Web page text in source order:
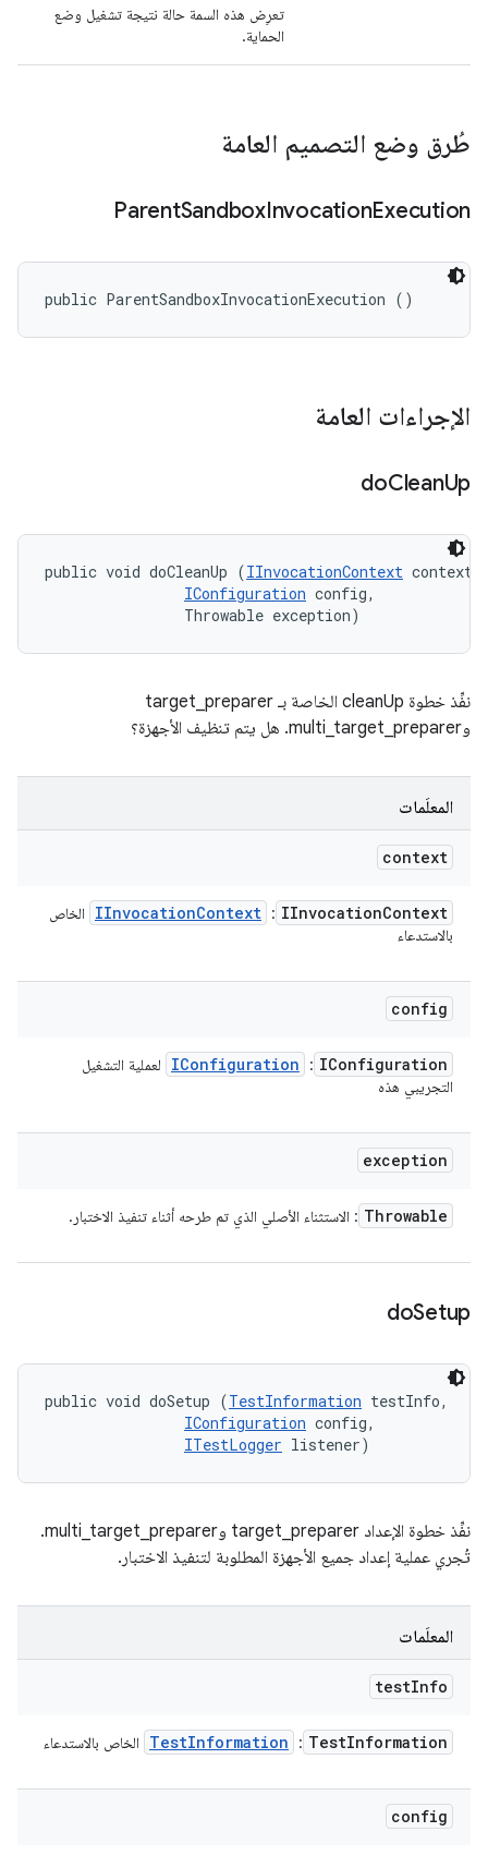
تعرِض هذه السمة حالة نتيجة تشغيل وضع
الحماية.
طُرق وضع التصميم العامة
ParentSandboxInvocationExecution
public ParentSandboxInvocationExecution ()
الإجراءات العامة
doCleanUp
public void doCleanUp (IInvocationContext
IConfiguration config,
                Throwable exception)
نفِّذ خطوة cleanUp الخاصة بـ target_preparer
وmulti_target_preparer. هل يتم تنظيف الأجهزة؟
المعلَمات
context
IInvocationContext
:
IInvocationContext
الخاص
بالاستدعاء
config
IConfiguration
:
IConfiguration
لعملية التشغيل
التجريبي هذه
exception
Throwable : الاستثناء الأصلي الذي تم طرحه أثناء تنفيذ الاختبار.
doSetup
public void doSetup (TestInformation testInfo,
IConfiguration config,
ITestLogger listener)
نفِّذ خطوة الإعداد target_preparer وmulti_target_preparer.
تُجري عملية إعداد جميع الأجهزة المطلوبة لتنفيذ الاختبار.
المعلَمات
testInfo
TestInformation
:
TestInformation الخاص بالاستدعاء
config